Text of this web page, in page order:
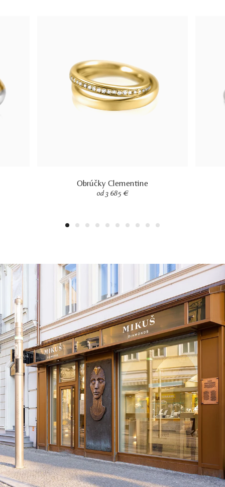
Obrúčky Clementine
od 3 685 €
1 2 3 4 5 6 7 8 9 10